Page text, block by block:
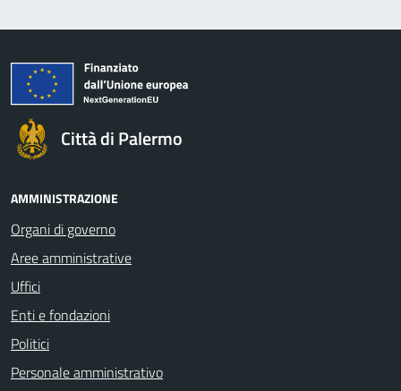
Città di Palermo
AMMINISTRAZIONE
Organi di governo
Aree amministrative
Uffici
Enti e fondazioni
Politici
Personale amministrativo